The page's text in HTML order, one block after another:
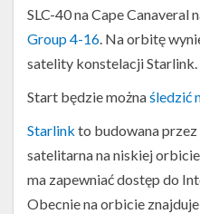
SLC-40 na Cape Canaveral
Group 4-16. Na orbitę
satelity konstelacji Starlink.
Start będzie możnaśledzić
Starlink to budowana
satelitarna na niskiej
ma zapewniać dostęp do
Obecnie na orbicie